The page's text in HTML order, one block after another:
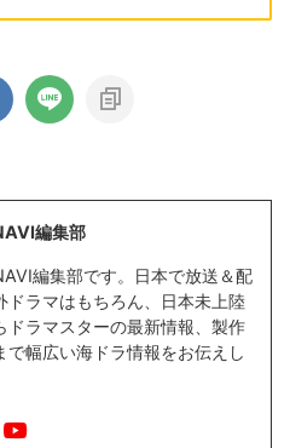
編集部
編集部です。日本で放送＆配
ドラマはもちろん、日本未上陸
ドラマスターの最新情報、製作
で幅広い海ドラ情報をお伝えし